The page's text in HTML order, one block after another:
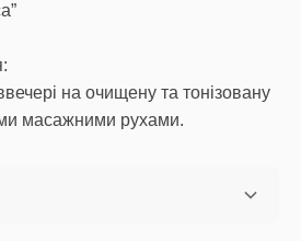
на очищену та тонізовану
масажними рухами.